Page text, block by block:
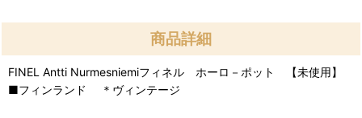
商品詳細
FINEL Antti Nurmesniemiフィネル ホーロ－ポット 【未使用】
■フィンランド ＊ヴィンテージ